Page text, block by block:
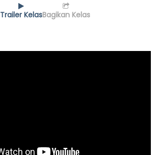
Trailer KelasBagikan Kelas